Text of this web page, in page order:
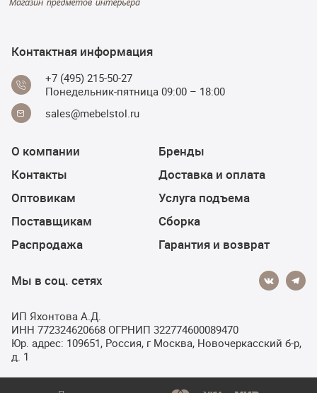
Контактная информация
+7 (495) 215-50-27
Понедельник-пятница 09:00 – 18:00
sales@mebelstol.ru
О компании
Контакты
Оптовикам
Поставщикам
Распродажа
Бренды
Доставка и оплата
Услуга подъема
Сборка
Гарантия и возврат
Мы в соц. сетях
ИП Яхонтова А.Д.
ИНН 772324620668 ОГРНИП 322774600089470
Юр. адрес: 109651, Россия, г Москва, Новочеркасский б-р,
д. 1